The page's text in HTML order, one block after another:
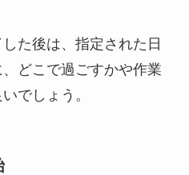
た後は、指定された日
どこで過ごすかや作業
でしょう。